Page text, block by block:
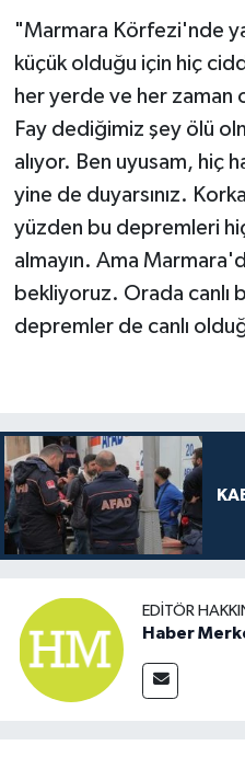
"Marmara Körfezi'nde
küçük olduğu için hiç
her yerde ve her
Fay dediğimiz şey ölü
alıyor. Ben uyusam, hiç
yine de duyarsınız.
yüzden bu depremleri
almayın. Ama
bekliyoruz. Orada canlı
depremler de canlı
EDITÖR
Haber